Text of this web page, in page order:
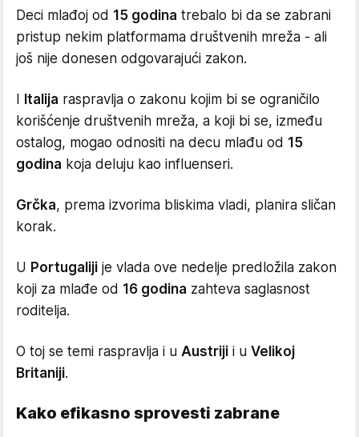
Deci mlađoj od 15 godina trebalo bi da se zabrani
pristup nekim platformama društvenih mreža - ali
još nije donesen odgovarajući zakon.
Italija raspravlja o zakonu kojim bi se ograničilo
korišćenje društvenih mreža, a koji bi se, između
ostalog, mogao odnositi na decu mlađu od 15
godina koja deluju kao influenseri.
Grčka, prema izvorima bliskima vladi, planira sličan
korak.
U Portugaliji je vlada ove nedelje predložila zakon
koji za mlađe od 16 godina zahteva saglasnost
roditelja.
O toj se temi raspravlja i u Austriji i u Velikoj
Britaniji.
Kako efikasno sprovesti zabrane